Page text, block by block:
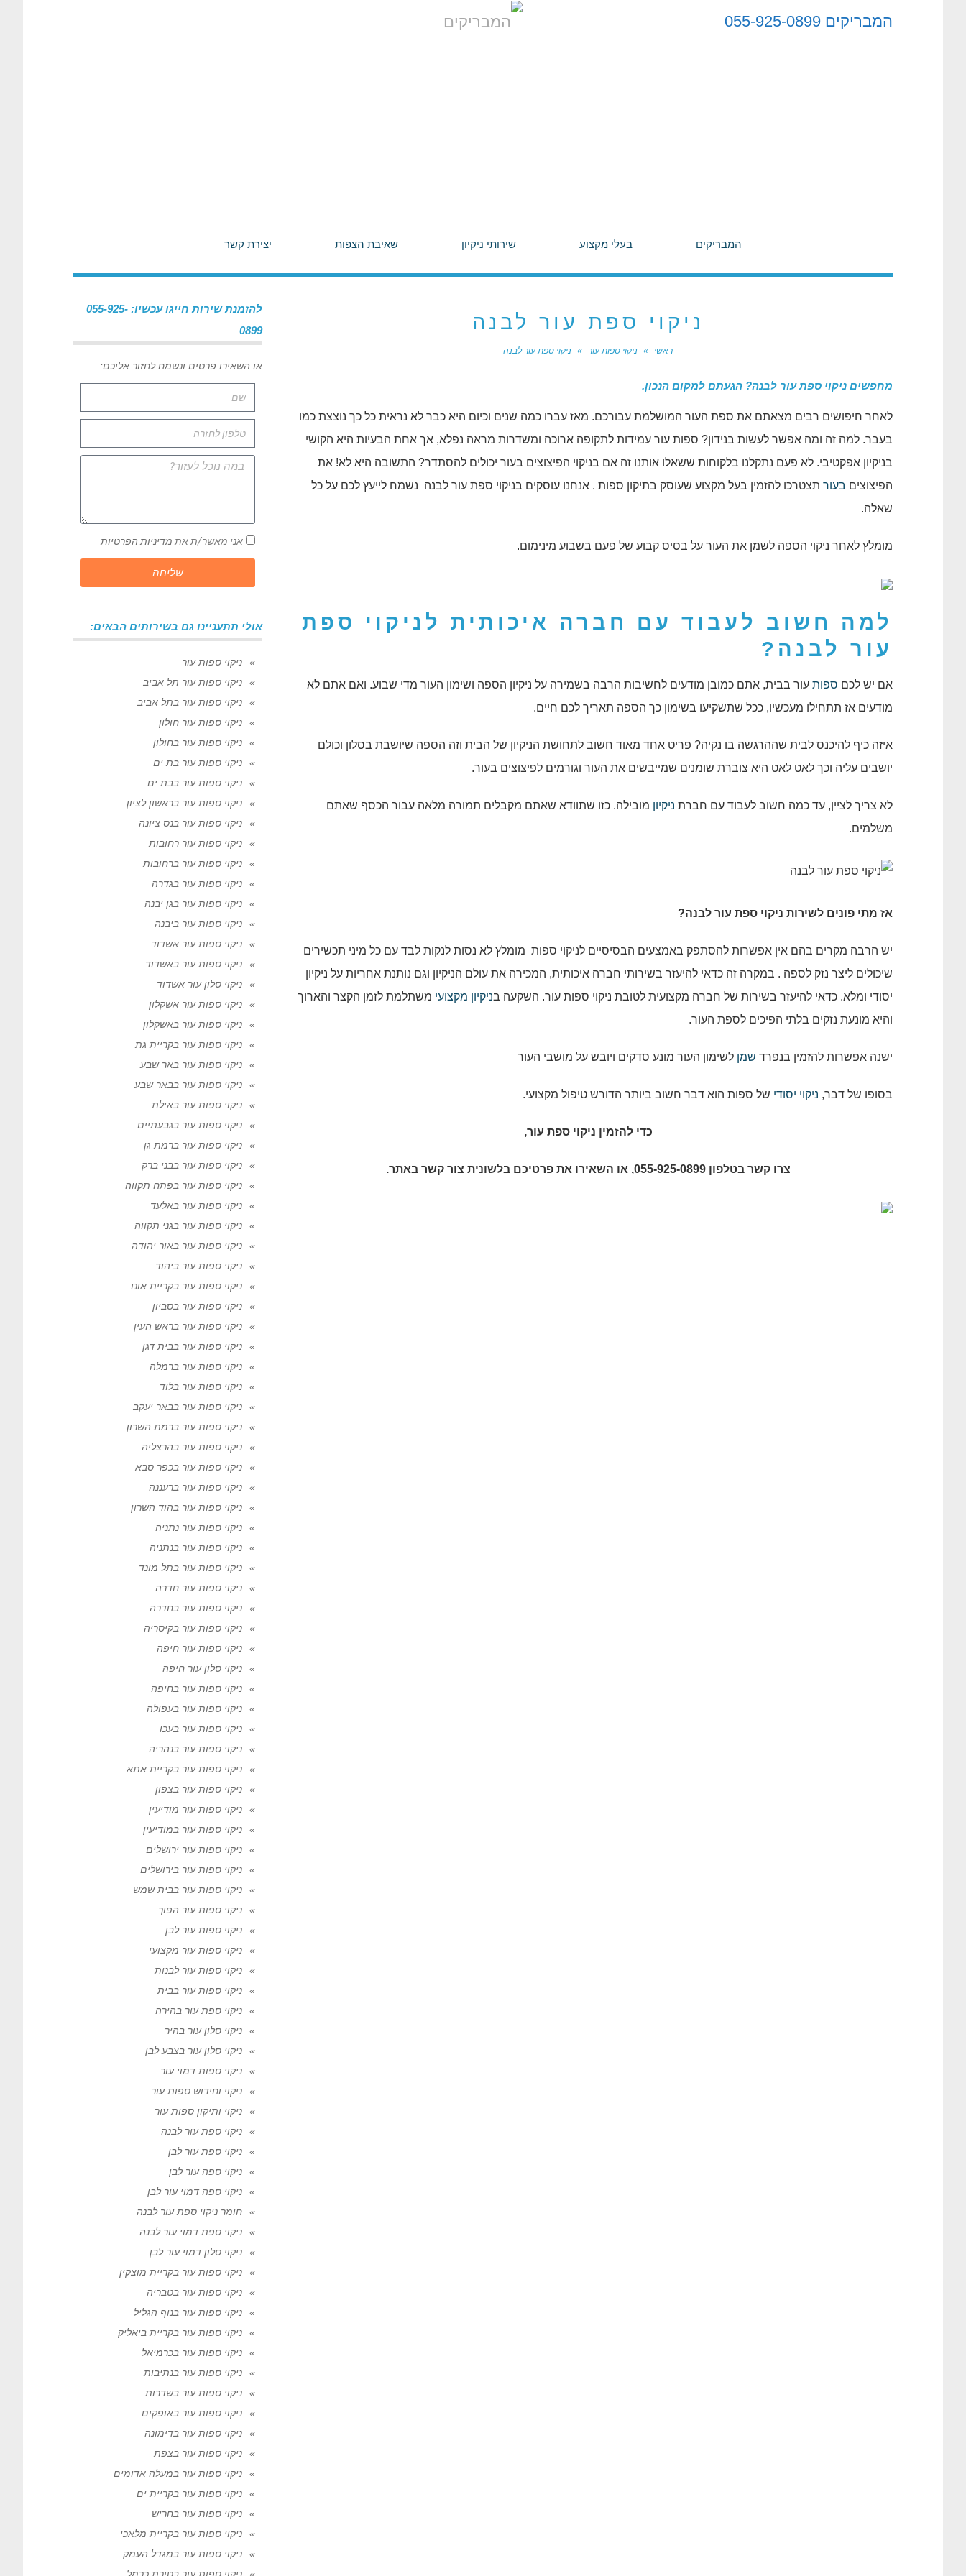
המבריקים 055-925-0899
המבריקים בעלי מקצוע שירותי ניקיון שאיבת הצפות יצירת קשר
ניקוי ספת עור לבנה
ראשי » ניקוי ספות עור » ניקוי ספת עור לבנה
מחפשים ניקוי ספת עור לבנה? הגעתם למקום הנכון.​
לאחר חיפושים רבים מצאתם את ספת העור המושלמת עבורכם. מאז עברו כמה שנים וכיום היא כבר לא נראית כל כך נוצצת כמו
בעבר. למה זה ומה אפשר לעשות בנידון? ספות עור עמידות לתקופה ארוכה ומשדרות מראה נפלא, אך אחת הבעיות היא הקושי
בניקיון אפקטיבי. לא פעם נתקלנו בלקוחות ששאלו אותנו זה אם בניקוי הפיצוצים בעור יכולים להסתדר? התשובה היא לא! את
הפיצוצים בעור תצטרכו להזמין בעל מקצוע שעוסק בתיקון ספות . אנחנו עוסקים בניקוי ספת עור לבנה נשמח לייעץ לכם על כל
שאלה.
מומלץ לאחר ניקוי הספה לשמן את העור על בסיס קבוע של פעם בשבוע מינימום.
למה חשוב לעבוד עם חברה איכותית לניקוי ספת
עור לבנה?
אם יש לכם ספות עור בבית, אתם כמובן מודעים לחשיבות הרבה בשמירה על ניקיון הספה ושימון העור מדי שבוע. ואם אתם לא
מודעים אז תתחילו מעכשיו, ככל שתשקיעו בשימון כך הספה תאריך לכם חיים.
איזה כיף להיכנס לבית שההרגשה בו נקיה? פריט אחד מאוד חשוב לתחושת הניקיון של הבית וזה הספה שיושבת בסלון וכולם
יושבים עליה וכך לאט לאט היא צוברת שומנים שמייבשים את העור וגורמים לפיצוצים בעור.
לא צריך לציין, עד כמה חשוב לעבוד עם חברת ניקיון מובילה. כזו שתוודא שאתם מקבלים תמורה מלאה עבור הכסף שאתם
משלמים.
אז מתי פונים לשירות ניקוי ספת עור לבנה?
יש הרבה מקרים בהם אין אפשרות להסתפק באמצעים הבסיסיים לניקוי ספות מומלץ לא נסות לנקות לבד עם כל מיני תכשירים
שיכולים ליצר נזק לספה . במקרה זה כדאי להיעזר בשירותי חברה איכותית, המכירה את עולם הניקיון וגם נותנת אחריות על ניקיון
יסודי ומלא. כדאי להיעזר בשירות של חברה מקצועית לטובת ניקוי ספות עור. השקעה בניקיון מקצועי משתלמת לזמן הקצר והארוך
והיא מונעת נזקים בלתי הפיכים לספת העור.
ישנה אפשרות להזמין בנפרד שמן לשימון העור מונע סדקים ויובש על מושבי העור
בסופו של דבר, ניקוי יסודי של ספות הוא דבר חשוב ביותר הדורש טיפול מקצועי.
כדי להזמין ניקוי ספת עור,
צרו קשר בטלפון 055-925-0899, או השאירו את פרטיכם בלשונית צור קשר באתר.
להזמנת שירות חייגו עכשיו: 055-925-
0899
או השאירו פרטים ונשמח לחזור אליכם:
אני מאשר/ת את מדיניות הפרטיות
שליחה
אולי תתעניינו גם בשירותים הבאים:
ניקוי ספות עור
ניקוי ספות עור תל אביב
ניקוי ספות עור בתל אביב
ניקוי ספות עור חולון
ניקוי ספות עור בחולון
ניקוי ספות עור בת ים
ניקוי ספות עור בבת ים
ניקוי ספות עור בראשון לציון
ניקוי ספות עור בנס ציונה
ניקוי ספות עור רחובות
ניקוי ספות עור ברחובות
ניקוי ספות עור בגדרה
ניקוי ספות עור בגן יבנה
ניקוי ספות עור ביבנה
ניקוי ספות עור אשדוד
ניקוי ספות עור באשדוד
ניקוי סלון עור אשדוד
ניקוי ספות עור אשקלון
ניקוי ספות עור באשקלון
ניקוי ספות עור בקריית גת
ניקוי ספות עור באר שבע
ניקוי ספות עור בבאר שבע
ניקוי ספות עור באילת
ניקוי ספות עור בגבעתיים
ניקוי ספות עור ברמת גן
ניקוי ספות עור בבני ברק
ניקוי ספות עור בפתח תקווה
ניקוי ספות עור באלעד
ניקוי ספות עור בגני תקווה
ניקוי ספות עור באור יהודה
ניקוי ספות עור ביהוד
ניקוי ספות עור בקריית אונו
ניקוי ספות עור בסביון
ניקוי ספות עור בראש העין
ניקוי ספות עור בבית דגן
ניקוי ספות עור ברמלה
ניקוי ספות עור בלוד
ניקוי ספות עור בבאר יעקב
ניקוי ספות עור ברמת השרון
ניקוי ספות עור בהרצליה
ניקוי ספות עור בכפר סבא
ניקוי ספות עור ברעננה
ניקוי ספות עור בהוד השרון
ניקוי ספות עור נתניה
ניקוי ספות עור בנתניה
ניקוי ספות עור בתל מונד
ניקוי ספות עור חדרה
ניקוי ספות עור בחדרה
ניקוי ספות עור בקיסריה
ניקוי ספות עור חיפה
ניקוי סלון עור חיפה
ניקוי ספות עור בחיפה
ניקוי ספות עור בעפולה
ניקוי ספות עור בעכו
ניקוי ספות עור בנהריה
ניקוי ספות עור בקריית אתא
ניקוי ספות עור בצפון
ניקוי ספות עור מודיעין
ניקוי ספות עור במודיעין
ניקוי ספות עור ירושלים
ניקוי ספות עור בירושלים
ניקוי ספות עור בבית שמש
ניקוי ספות עור הפוך
ניקוי ספות עור לבן
ניקוי ספות עור מקצועי
ניקוי ספות עור לבנות
ניקוי ספות עור בבית
ניקוי ספת עור בהירה
ניקוי סלון עור בהיר
ניקוי סלון עור בצבע לבן
ניקוי ספות דמוי עור
ניקוי וחידוש ספות עור
ניקוי ותיקון ספות עור
ניקוי ספת עור לבנה
ניקוי ספת עור לבן
ניקוי ספה עור לבן
ניקוי ספה דמוי עור לבן
חומר ניקוי ספת עור לבנה
ניקוי ספת דמוי עור לבנה
ניקוי סלון דמוי עור לבן
ניקוי ספות עור בקריית מוצקין
ניקוי ספות עור בטבריה
ניקוי ספות עור בנוף הגליל
ניקוי ספות עור בקריית ביאליק
ניקוי ספות עור בכרמיאל
ניקוי ספות עור בנתיבות
ניקוי ספות עור בשדרות
ניקוי ספות עור באופקים
ניקוי ספות עור בדימונה
ניקוי ספות עור בצפת
ניקוי ספות עור במעלה אדומים
ניקוי ספות עור בקריית ים
ניקוי ספות עור בחריש
ניקוי ספות עור בקריית מלאכי
ניקוי ספות עור במגדל העמק